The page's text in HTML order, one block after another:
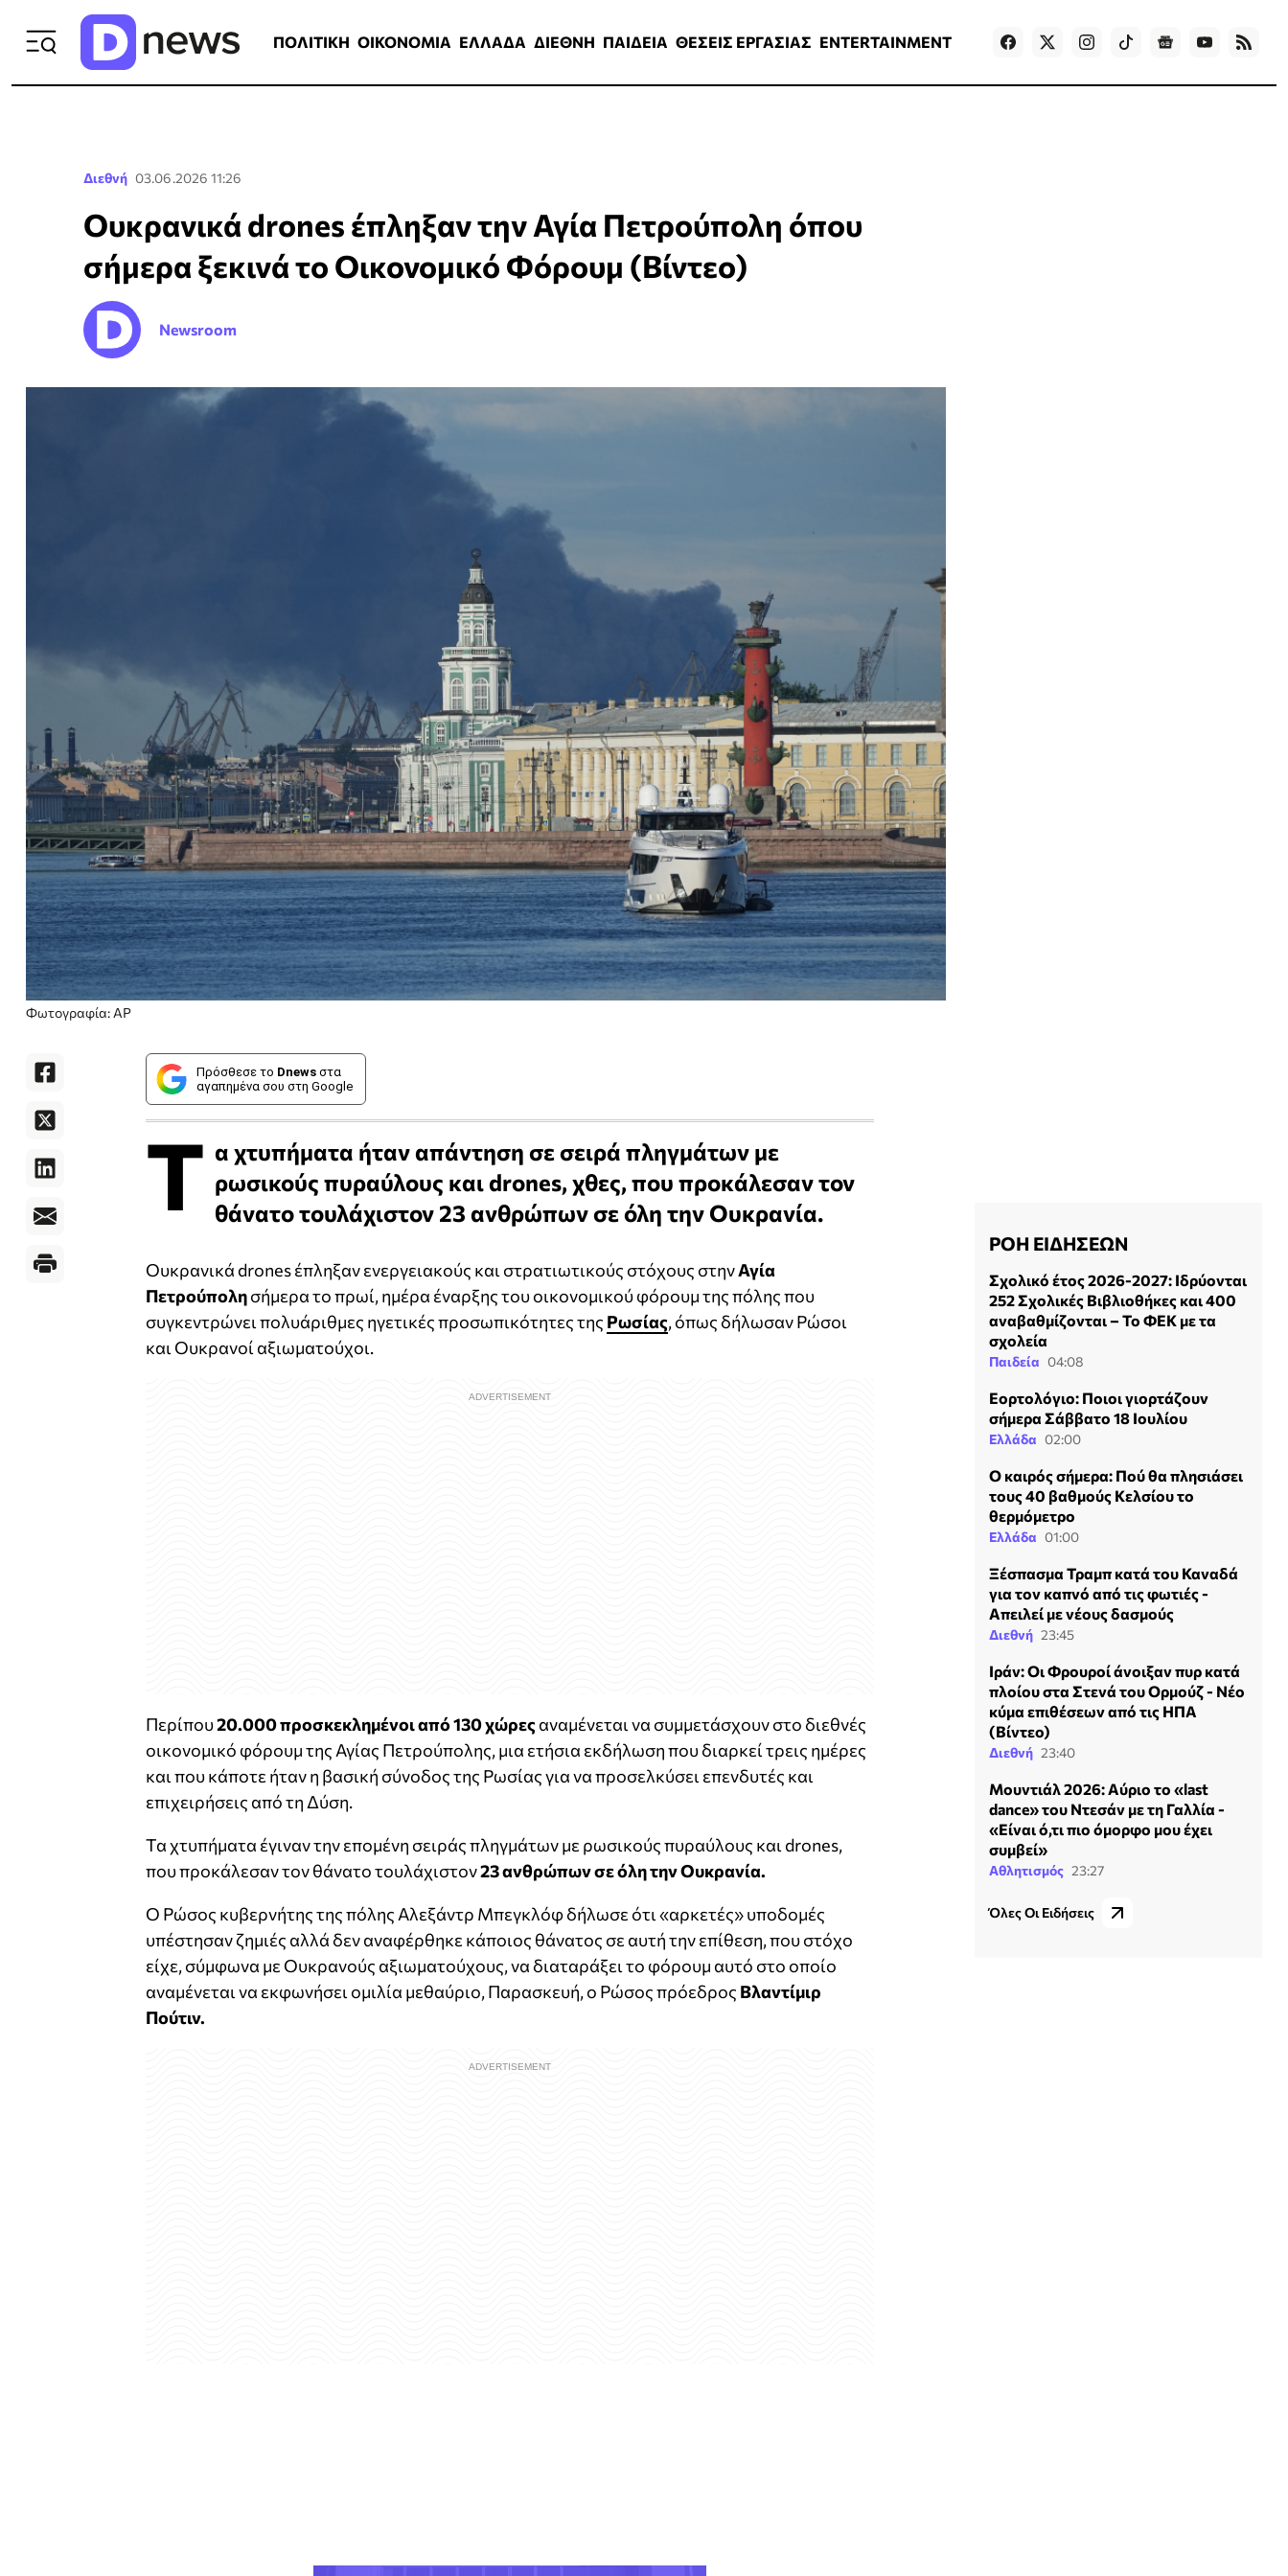
ΠΟΛΙΤΙΚΗ ΟΙΚΟΝΟΜΙΑ ΕΛΛΑΔΑ ΔΙΕΘΝΗ ΠΑΙΔΕΙΑ ΘΕΣΕΙΣ ΕΡΓΑΣΙΑΣ ENTERTAINMENT Games
Διεθνή 03.06.2026 11:26
Ουκρανικά drones έπληξαν την Αγία Πετρούπολη όπου
σήμερα ξεκινά το Οικονομικό Φόρουμ (Βίντεο)
Newsroom
Φωτογραφία: AP
Πρόσθεσε το Dnews στα
αγαπημένα σου στη Google
Τ α χτυπήματα ήταν απάντηση σε σειρά πληγμάτων με
ρωσικούς πυραύλους και drones, χθες, που προκάλεσαν τον
θάνατο τουλάχιστον 23 ανθρώπων σε όλη την Ουκρανία.
Ουκρανικά drones έπληξαν ενεργειακούς και στρατιωτικούς στόχους στηνΑγία
Πετρούπολησήμερα το πρωί, ημέρα έναρξης του οικονομικού φόρουμ της πόλης που
συγκεντρώνει πολυάριθμες ηγετικές προσωπικότητες της Ρωσίας, όπως δήλωσαν Ρώσοι
και Ουκρανοί αξιωματούχοι.
Περίπου20.000 προσκεκλημένοι από 130 χώρες αναμένεται να συμμετάσχουν στο διεθνές
οικονομικό φόρουμ της Αγίας Πετρούπολης, μια ετήσια εκδήλωση που διαρκεί τρεις ημέρες
και που κάποτε ήταν η βασική σύνοδος της Ρωσίας για να προσελκύσει επενδυτές και
επιχειρήσεις από τη Δύση.
Τα χτυπήματα έγιναν την επομένη σειράς πληγμάτων με ρωσικούς πυραύλους και drones,
που προκάλεσαν τον θάνατο τουλάχιστον23 ανθρώπων σε όλη την Ουκρανία.
Ο Ρώσος κυβερνήτης της πόλης Αλεξάντρ Μπεγκλόφ δήλωσε ότι «αρκετές» υποδομές
υπέστησαν ζημιές αλλά δεν αναφέρθηκε κάποιος θάνατος σε αυτή την επίθεση, που στόχο
είχε, σύμφωνα με Ουκρανούς αξιωματούχους, να διαταράξει το φόρουμ αυτό στο οποίο
αναμένεται να εκφωνήσει ομιλία μεθαύριο, Παρασκευή, ο Ρώσος πρόεδρος Βλαντίμιρ
Πούτιν.
ΡΟΗ ΕΙΔΗΣΕΩΝ
Σχολικό έτος 2026-2027: Ιδρύονται
252 Σχολικές Βιβλιοθήκες και 400
αναβαθμίζονται – Το ΦΕΚ με τα
σχολεία
Παιδεία 04:08
Εορτολόγιο: Ποιοι γιορτάζουν
σήμερα Σάββατο 18 Ιουλίου
Ελλάδα 02:00
Ο καιρός σήμερα: Πού θα πλησιάσει
τους 40 βαθμούς Κελσίου το
θερμόμετρο
Ελλάδα 01:00
Ξέσπασμα Τραμπ κατά του Καναδά
για τον καπνό από τις φωτιές -
Απειλεί με νέους δασμούς
Διεθνή 23:45
Ιράν: Οι Φρουρoί άνοιξαν πυρ κατά
πλοίου στα Στενά του Ορμούζ - Νέο
κύμα επιθέσεων από τις ΗΠΑ
(Βίντεο)
Διεθνή 23:40
Μουντιάλ 2026: Αύριο το «last
dance» του Ντεσάν με τη Γαλλία -
«Είναι ό,τι πιο όμορφο μου έχει
συμβεί»
Αθλητισμός 23:27
Όλες Οι Ειδήσεις